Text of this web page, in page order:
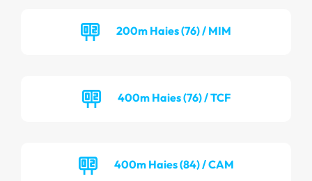
200m Haies (76) / MIM
400m Haies (76) / TCF
400m Haies (84) / CAM